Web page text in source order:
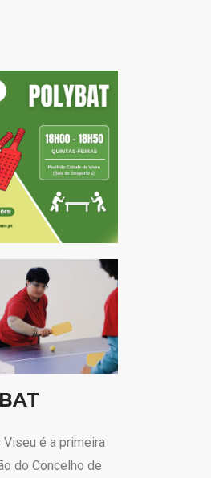
é a primeira
do Concelho de